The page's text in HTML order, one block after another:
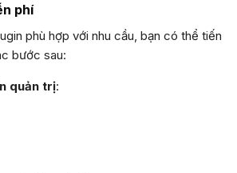
phí
phù hợp với nhu cầu, bạn có thể tiến
bước sau:
quản trị: